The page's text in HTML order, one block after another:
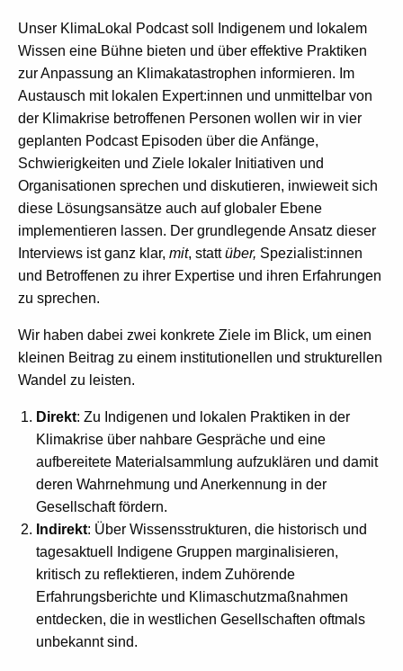
Unser KlimaLokal Podcast soll Indigenem und lokalem
Wissen eine Bühne bieten und über effektive Praktiken
zur Anpassung an Klimakatastrophen informieren. Im
Austausch mit lokalen Expert:innen und unmittelbar von
der Klimakrise betroffenen Personen wollen wir in vier
geplanten Podcast Episoden über die Anfänge,
Schwierigkeiten und Ziele lokaler Initiativen und
Organisationen sprechen und diskutieren, inwieweit sich
diese Lösungsansätze auch auf globaler Ebene
implementieren lassen. Der grundlegende Ansatz dieser
Interviews ist ganz klar, mit, stattüber, Spezialist:innen
und Betroffenen zu ihrer Expertise und ihren Erfahrungen
zu sprechen.
Wir haben dabei zwei konkrete Ziele im Blick, um einen
kleinen Beitrag zu einem institutionellen und strukturellen
Wandel zu leisten.
Direkt: Zu Indigenen und lokalen Praktiken in der
Klimakrise über nahbare Gespräche und eine
aufbereitete Materialsammlung aufzuklären und damit
deren Wahrnehmung und Anerkennung in der
Gesellschaft fördern.
Indirekt: Über Wissensstrukturen, die historisch und
tagesaktuell Indigene Gruppen marginalisieren,
kritisch zu reflektieren, indem Zuhörende
Erfahrungsberichte und Klimaschutzmaßnahmen
entdecken, die in westlichen Gesellschaften oftmals
unbekannt sind.